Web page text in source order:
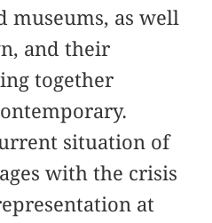
museums, as well
and their
together
situation of
with the crisis
at